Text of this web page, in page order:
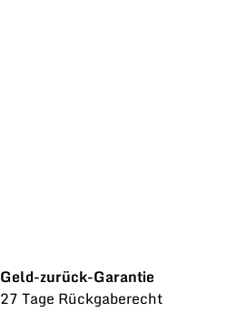
Geld-zurück-Garantie
27 Tage Rückgaberecht